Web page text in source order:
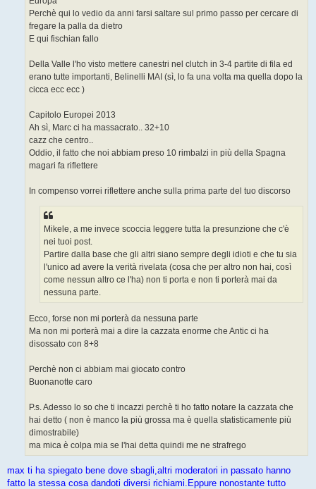
Perchè qui lo vedio da anni farsi saltare sul primo passo per cercare di
fregare la palla da dietro
E qui fischian fallo
Della Valle l'ho visto mettere canestri nel clutch in 3-4 partite di fila ed
erano tutte importanti, Belinelli MAI (sì, lo fa una volta ma quella dopo la
cicca ecc ecc )
Capitolo Europei 2013
Ah sì, Marc ci ha massacrato.. 32+10
cazz che centro..
Oddio, il fatto che noi abbiam preso 10 rimbalzi in più della Spagna
magari fa riflettere
In compenso vorrei riflettere anche sulla prima parte del tuo discorso
Mikele, a me invece scoccia leggere tutta la presunzione che c'è
nei tuoi post.
Partire dalla base che gli altri siano sempre degli idioti e che tu sia
l'unico ad avere la verità rivelata (cosa che per altro non hai, così
come nessun altro ce l'ha) non ti porta e non ti porterà mai da
nessuna parte.
Ecco, forse non mi porterà da nessuna parte
Ma non mi porterà mai a dire la cazzata enorme che Antic ci ha
disossato con 8+8
Perchè non ci abbiam mai giocato contro
Buonanotte caro
P.s. Adesso lo so che ti incazzi perchè ti ho fatto notare la cazzata che
hai detto ( non è manco la più grossa ma è quella statisticamente più
dimostrabile)
ma mica è colpa mia se l'hai detta quindi me ne strafrego
max ti ha spiegato bene dove sbagli,altri moderatori in passato hanno
fatto la stessa cosa dandoti diversi richiami.Eppure nonostante tutto